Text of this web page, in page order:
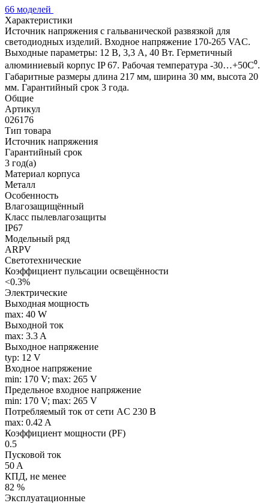
66 моделей
Характеристики
Источник напряжения с гальванической развязкой для
светодиодных изделий. Входное напряжение 170-265 VAC.
Выходные параметры: 12 В, 3,3 А, 40 Вт. Герметичный
алюминиевый корпус IP 67. Рабочая температура -30…+50C⁰.
Габаритные размеры длина 217 мм, ширина 30 мм, высота 20
мм. Гарантийный срок 3 года.
Общие
Артикул
026176
Тип товара
Источник напряжения
Гарантийный срок
3 год(а)
Материал корпуса
Металл
Особенность
Влагозащищённый
Класс пылевлагозащиты
IP67
Модельный ряд
ARPV
Светотехнические
Коэффициент пульсации освещённости
<0.3%
Электрические
Выходная мощность
max: 40 W
Выходной ток
max: 3.3 A
Выходное напряжение
typ: 12 V
Входное напряжение
min: 170 V; max: 265 V
Предельное входное напряжение
min: 170 V; max: 265 V
Потребляемый ток от сети AC 230 В
max: 0.42 A
Коэффициент мощности (PF)
0.5
Пусковой ток
50 A
КПД, не менее
82 %
Эксплуатационные